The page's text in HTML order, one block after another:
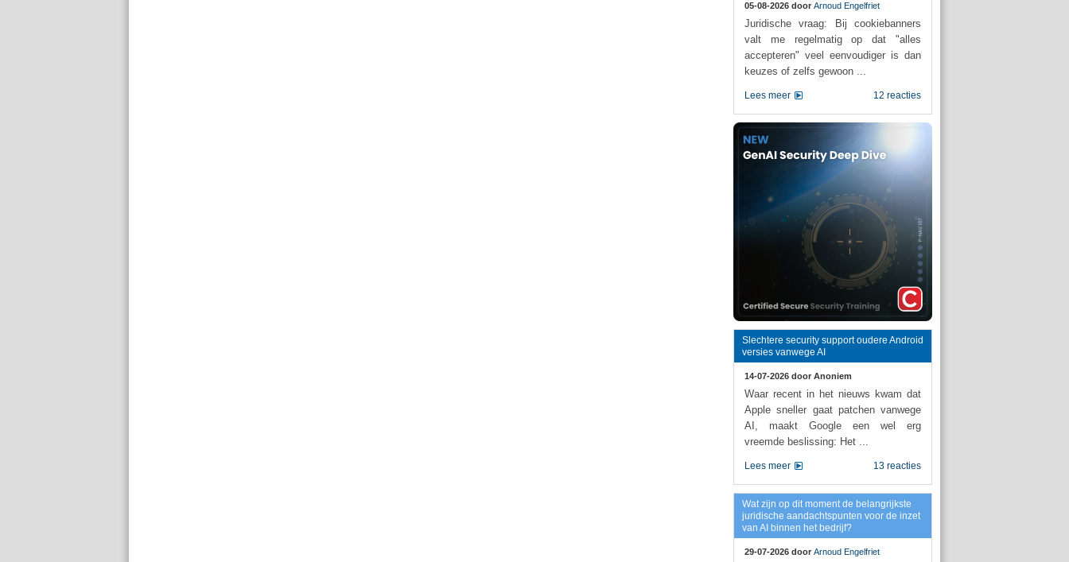
05-08-2026 door Arnoud Engelfriet
Juridische vraag: Bij cookiebanners
valt me regelmatig op dat "alles
accepteren" veel eenvoudiger is dan
keuzes of zelfs gewoon ...
12 reacties
Lees meer
Slechtere security support oudere Android
versies vanwege AI
14-07-2026 door Anoniem
Waar recent in het nieuws kwam dat
Apple sneller gaat patchen vanwege
AI, maakt Google een wel erg
vreemde beslissing: Het ...
13 reacties
Lees meer
Wat zijn op dit moment de belangrijkste
juridische aandachtspunten voor de inzet
van AI binnen het bedrijf?
29-07-2026 door Arnoud Engelfriet